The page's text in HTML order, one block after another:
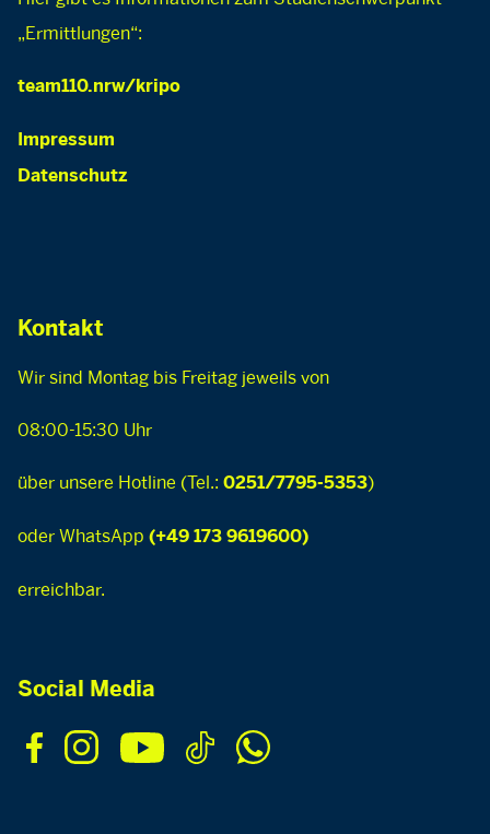
„Ermittlungen“:
team110.nrw/kripo
Impressum
Datenschutz
Kontakt
Wir sind Montag bis Freitag jeweils von
08:00-15:30 Uhr
über unsere Hotline (Tel.: 0251/7795-5353)
oder WhatsApp (+49 173 9619600)
erreichbar.
Social Media